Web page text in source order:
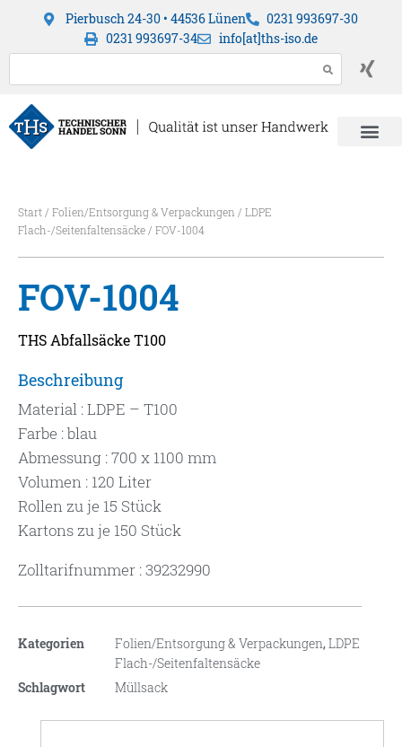
Pierbusch 24-30 • 44536 Lünen
0231 993697-30
0231 993697-34
info[at]ths-iso.de
Start/ Folien/Entsorgung & Verpackungen / LDPE
Flach-/Seitenfaltensäcke/ FOV-1004
FOV-1004
THS Abfallsäcke T100
Beschreibung
Material : LDPE – T100
Farbe : blau
Abmessung : 700 x 1100 mm
Volumen : 120 Liter
Rollen zu je 15 Stück
Kartons zu je 150 Stück
Zolltarifnummer : 39232990
Kategorien Folien/Entsorgung & Verpackungen,LDPE
Flach-/Seitenfaltensäcke
Schlagwort
Müllsack